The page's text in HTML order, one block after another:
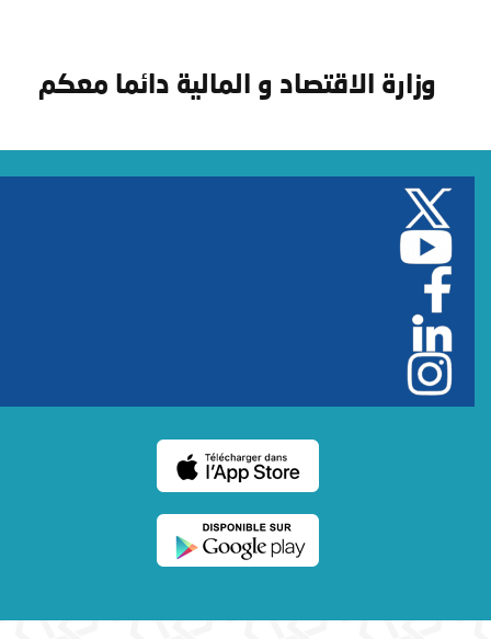
وزارة الاقتصاد و المالية دائما معكم